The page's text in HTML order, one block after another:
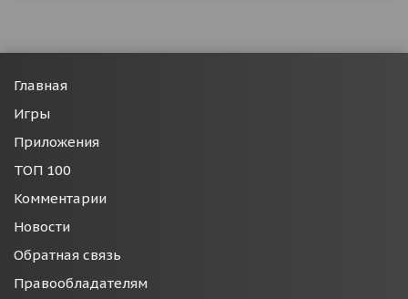
Главная
Игры
Приложения
ТОП 100
Комментарии
Новости
Обратная связь
Правообладателям